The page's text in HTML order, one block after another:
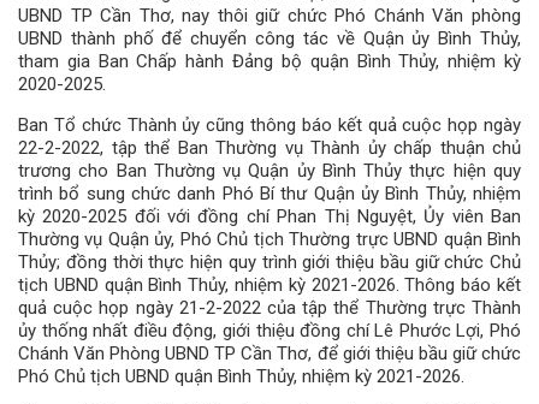
UBND TP Cần Thơ, nay thôi giữ chức Phó Chánh Văn phòng
UBND thành phố để chuyển công tác về Quận ủy Bình Thủy,
tham gia Ban Chấp hành Đảng bộ quận Bình Thủy, nhiệm kỳ
2020-2025.
Ban Tổ chức Thành ủy cũng thông báo kết quả cuộc họp ngày
22-2-2022, tập thể Ban Thường vụ Thành ủy chấp thuận chủ
trương cho Ban Thường vụ Quận ủy Bình Thủy thực hiện quy
trình bổ sung chức danh Phó Bí thư Quận ủy Bình Thủy, nhiệm
kỳ 2020-2025 đối với đồng chí Phan Thị Nguyệt, Ủy viên Ban
Thường vụ Quận ủy, Phó Chủ tịch Thường trực UBND quận Bình
Thủy; đồng thời thực hiện quy trình giới thiệu bầu giữ chức Chủ
tịch UBND quận Bình Thủy, nhiệm kỳ 2021-2026. Thông báo kết
quả cuộc họp ngày 21-2-2022 của tập thể Thường trực Thành
ủy thống nhất điều động, giới thiệu đồng chí Lê Phước Lợi, Phó
Chánh Văn Phòng UBND TP Cần Thơ, để giới thiệu bầu giữ chức
Phó Chủ tịch UBND quận Bình Thủy, nhiệm kỳ 2021-2026.